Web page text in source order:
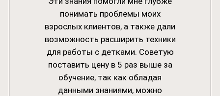
понимать проблемы моих
взрослых клиентов, а также дали
возможность расширить техники
для работы с детками. Советую
поставить цену в 5 раз выше за
обучение, так как обладая
данными знаниями, можно